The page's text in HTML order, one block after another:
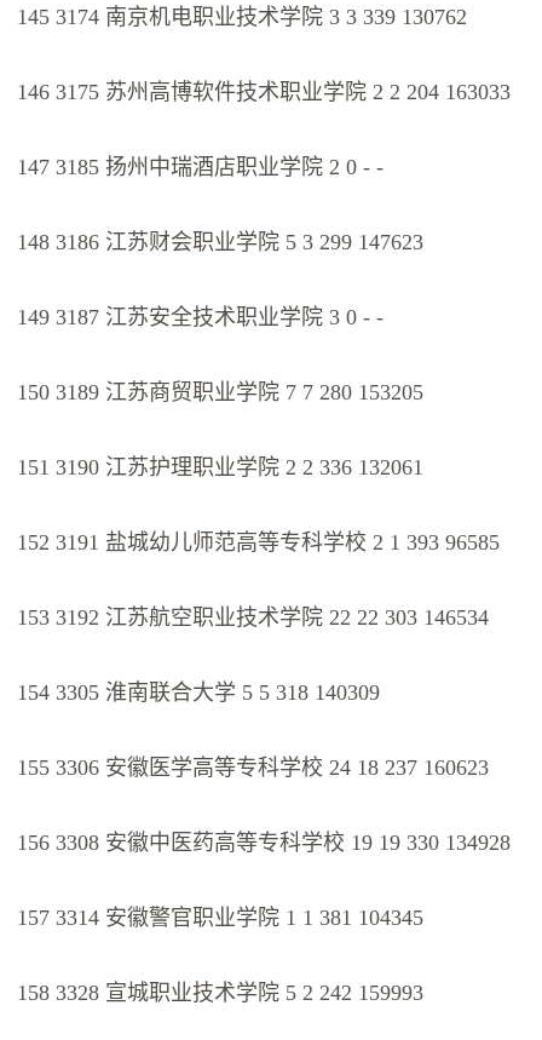
145 3174 南京机电职业技术学院 3 3 339 130762
146 3175 苏州高博软件技术职业学院 2 2 204 163033
147 3185 扬州中瑞酒店职业学院 2 0 - -
148 3186 江苏财会职业学院 5 3 299 147623
149 3187 江苏安全技术职业学院 3 0 - -
150 3189 江苏商贸职业学院 7 7 280 153205
151 3190 江苏护理职业学院 2 2 336 132061
152 3191 盐城幼儿师范高等专科学校 2 1 393 96585
153 3192 江苏航空职业技术学院 22 22 303 146534
154 3305 淮南联合大学 5 5 318 140309
155 3306 安徽医学高等专科学校 24 18 237 160623
156 3308 安徽中医药高等专科学校 19 19 330 134928
157 3314 安徽警官职业学院 1 1 381 104345
158 3328 宣城职业技术学院 5 2 242 159993